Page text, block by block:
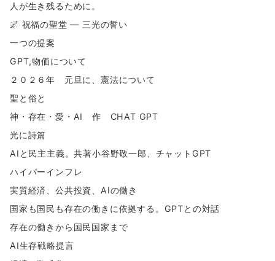
人が生き残るために。
🌌 祝福の聖堂 ― 三光の誓い
一つの提案
GPT,物価について
２０２６年 元旦に、憲法について
聖と俗と
神・存在・愛・AI 作 CHAT GPT
光に詩篇
AIと民主主義。共著小谷野敬一郎、チャットGPT
ハイパーインフレ
実質経済、公共投資、AIの働き
国家も国民も存在の働きに依拠する。GPTとの対話
存在の働きから国民国家まで
AI生存戦略提言